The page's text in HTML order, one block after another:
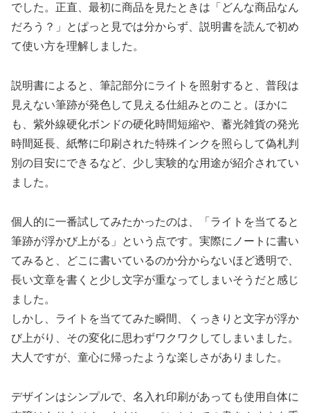
でした。正直、最初に商品を見たときは「どんな商品なん
だろう？」とぱっと見では分からず、説明書を読んで初め
て使い方を理解しました。
説明書によると、筆記部分にライトを照射すると、普段は
見えない筆跡が発色して見える仕組みとのこと。ほかに
も、紫外線硬化ボンドの硬化時間短縮や、蓄光雑貨の発光
時間延長、紙幣に印刷された特殊インクを照らして偽札判
別の目安にできるなど、少し実験的な用途が紹介されてい
ました。
個人的に一番試してみたかったのは、「ライトを当てると
筆跡が浮かび上がる」という点です。実際にノートに書い
てみると、どこに書いているのか分からないほど透明で、
長い文章を書くと少し文字が重なってしまいそうだと感じ
ました。
しかし、ライトを当ててみた瞬間、くっきりと文字が浮か
び上がり、その変化に思わずワクワクしてしまいました。
大人ですが、童心に帰ったような楽しさがありました。
デザインはシンプルで、名入れ印刷があっても使用自体に